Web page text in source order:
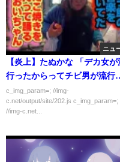
ニュ
【炎上】たぬかな 「デカ女が
行ったからってチビ男が流行る
ことは未来永劫無い！」
c_img_param=; //img-
c.net/output/site/202.js c_img_param=;
//img-c.net...